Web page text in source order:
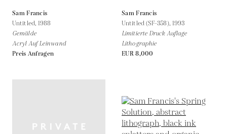
Sam Francis
Untitled, 1988
Gemälde
Acryl Auf Leinwand
Preis Anfragen
Sam Francis
Untitled (SF-358), 1993
Limitierte Druck Auflage
Lithographie
EUR 8,000